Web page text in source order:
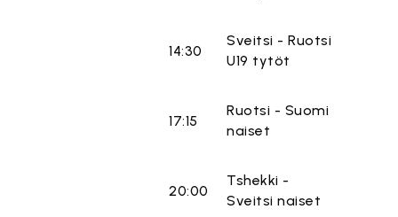
14:30
Sveitsi - Ruotsi
U19 tytöt
17:15
Ruotsi - Suomi
naiset
20:00
Tshekki -
Sveitsi naiset